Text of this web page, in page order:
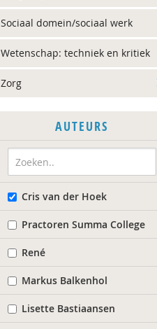
Sociaal domein/sociaal werk
Wetenschap: techniek en kritiek
Zorg
AUTEURS
Cris van der Hoek
Practoren Summa College
René
Markus Balkenhol
Lisette Bastiaansen